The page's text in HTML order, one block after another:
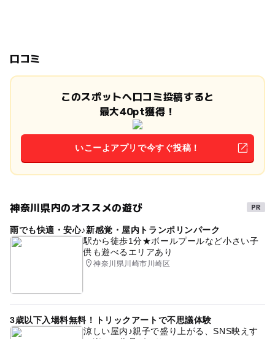
口コミ
このスポットへ口コミ投稿すると
最大40pt獲得！
いこーよアプリで今すぐ投稿！
神奈川県内のオススメの遊び
雨でも快適・安心♪新感覚・屋内トランポリンパーク
駅から徒歩1分★ボールプールなど小さい子
供も遊べるエリアあり
神奈川県川崎市川崎区
3歳以下入場料無料！トリックアートで不思議体験
涼しい屋内♪親子で盛り上がる、SNS映えす